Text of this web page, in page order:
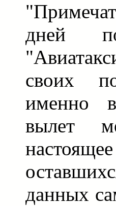
дней
своих
именно
вылет
данных